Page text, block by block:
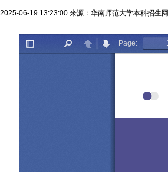
2025-06-19 13:23:00 来源：华南师范大学本科招生网